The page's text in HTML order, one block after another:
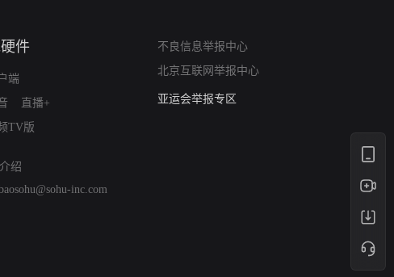
件
端
直播+
TV版
不良信息举报中心
北京互联网举报中心
算法推荐专项举报
亚运会举报专区
绍
inc.com